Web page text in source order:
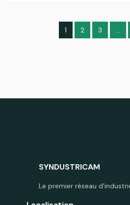
1 2 3 …
SYNDUSTRICAM
Le premier réseau